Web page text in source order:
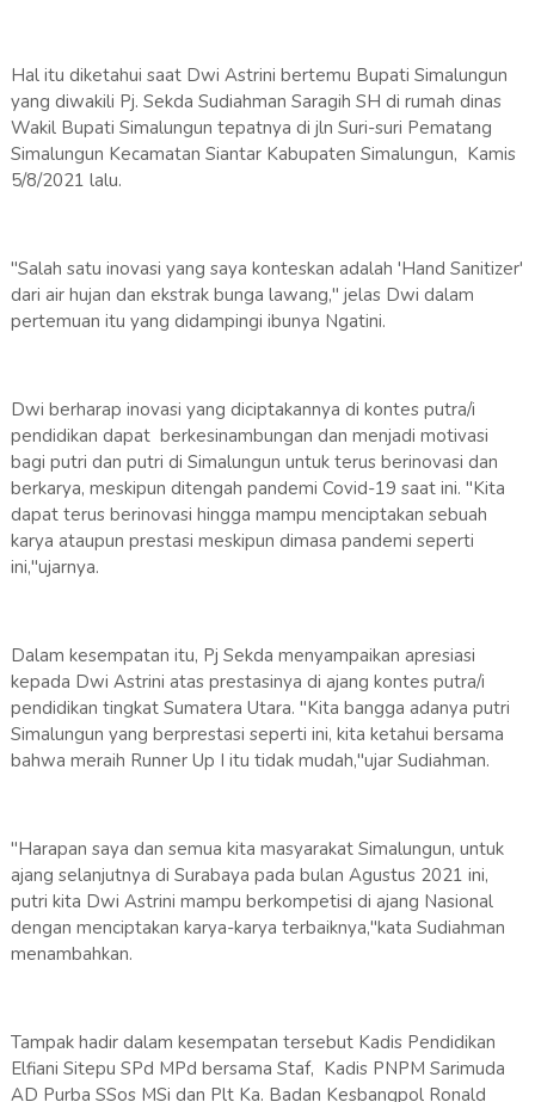
Hal itu diketahui saat Dwi Astrini bertemu Bupati Simalungun
yang diwakili Pj. Sekda Sudiahman Saragih SH di rumah dinas
Wakil Bupati Simalungun tepatnya di jln Suri-suri Pematang
Simalungun Kecamatan Siantar Kabupaten Simalungun, Kamis
5/8/2021 lalu.
"Salah satu inovasi yang saya konteskan adalah 'Hand Sanitizer'
dari air hujan dan ekstrak bunga lawang," jelas Dwi dalam
pertemuan itu yang didampingi ibunya Ngatini.
Dwi berharap inovasi yang diciptakannya di kontes putra/i
pendidikan dapat berkesinambungan dan menjadi motivasi
bagi putri dan putri di Simalungun untuk terus berinovasi dan
berkarya, meskipun ditengah pandemi Covid-19 saat ini. "Kita
dapat terus berinovasi hingga mampu menciptakan sebuah
karya ataupun prestasi meskipun dimasa pandemi seperti
ini,"ujarnya.
Dalam kesempatan itu, Pj Sekda menyampaikan apresiasi
kepada Dwi Astrini atas prestasinya di ajang kontes putra/i
pendidikan tingkat Sumatera Utara. "Kita bangga adanya putri
Simalungun yang berprestasi seperti ini, kita ketahui bersama
bahwa meraih Runner Up I itu tidak mudah,"ujar Sudiahman.
"Harapan saya dan semua kita masyarakat Simalungun, untuk
ajang selanjutnya di Surabaya pada bulan Agustus 2021 ini,
putri kita Dwi Astrini mampu berkompetisi di ajang Nasional
dengan menciptakan karya-karya terbaiknya,"kata Sudiahman
menambahkan.
Tampak hadir dalam kesempatan tersebut Kadis Pendidikan
Elfiani Sitepu SPd MPd bersama Staf, Kadis PNPM Sarimuda
AD Purba SSos MSi dan Plt Ka. Badan Kesbangpol Ronald